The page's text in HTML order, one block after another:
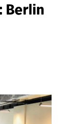
Berlin